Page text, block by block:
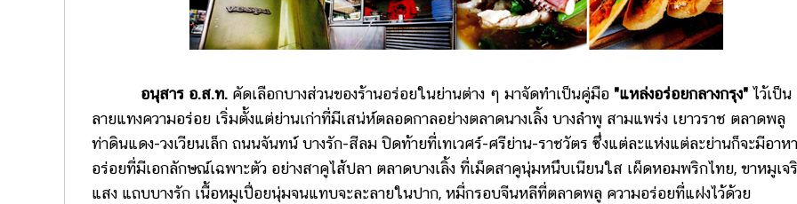
อนุสาร อ.ส.ท. คัดเลือกบางส่วนของร้านอร่อยในย่านต่าง ๆ มาจัดทำเป็นคู่มือ "แหล่งอร่อยกลางกรุง" ไว้เป็น
ลายแทงความอร่อย เริ่มตั้งแต่ย่านเก่าที่มีเสน่ห์ตลอดกาลอย่างตลาดนางเลิ้ง บางลำพู สามแพร่ง เยาวราช ตลาดพลู
ท่าดินแดง-วงเวียนเล็ก ถนนจันทน์ บางรัก-สีลม ปิดท้ายที่เทเวศร์-ศรีย่าน-ราชวัตร ซึ่งแต่ละแห่งแต่ละย่านก็จะมีอาห
อร่อยที่มีเอกลักษณ์เฉพาะตัว อย่างสาคูไส้ปลา ตลาดบางเลิ้ง ที่เม็ดสาคูนุ่มหนึบเนียนใส เผ็ดหอมพริกไทย, ขาหมูเจ
แสง แถบบางรัก เนื้อหมูเปื่อยนุ่มจนแทบจะละลายในปาก, หมี่กรอบจีนหลีที่ตลาดพลู ความอร่อยที่แฝงไว้ด้วย